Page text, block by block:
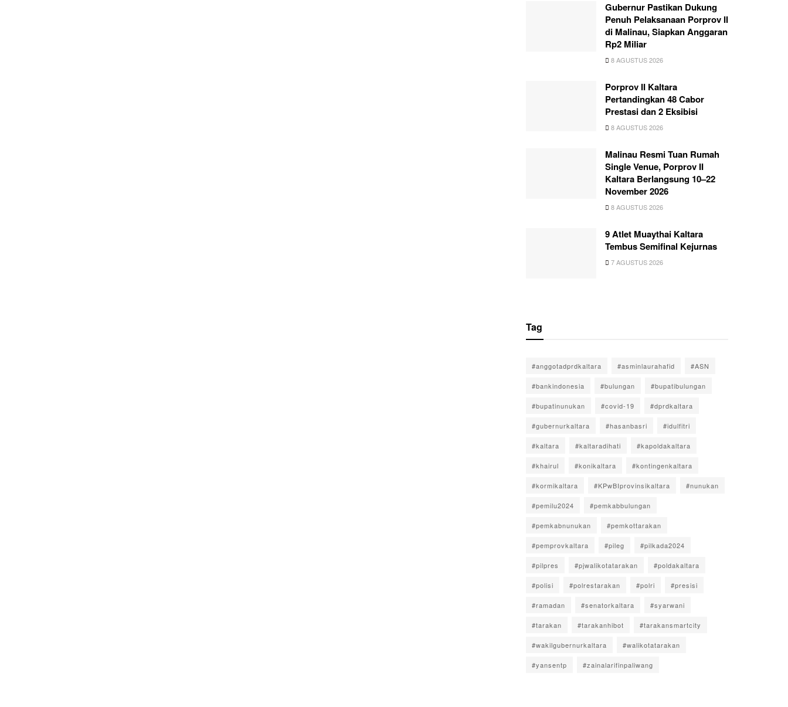
Gubernur Pastikan Dukung
Penuh Pelaksanaan Porprov II
di Malinau, Siapkan Anggaran
Rp2 Miliar
8 AGUSTUS 2026
Porprov II Kaltara
Pertandingkan 48 Cabor
Prestasi dan 2 Eksibisi
8 AGUSTUS 2026
Malinau Resmi Tuan Rumah
Single Venue, Porprov II
Kaltara Berlangsung 10–22
November 2026
8 AGUSTUS 2026
9 Atlet Muaythai Kaltara
Tembus Semifinal Kejurnas
7 AGUSTUS 2026
Tag
#anggotadprdkaltara #asminlaurahafid #ASN
#bankindonesia #bulungan #bupatibulungan
#bupatinunukan #covid-19 #dprdkaltara
#gubernurkaltara #hasanbasri #idulfitri
#kaltara #kaltaradihati #kapoldakaltara
#khairul #konikaltara #kontingenkaltara
#kormikaltara #KPwBIprovinsikaltara #nunukan
#pemilu2024 #pemkabbulungan
#pemkabnunukan #pemkottarakan
#pemprovkaltara #pileg #pilkada2024
#pilpres #pjwalikotatarakan #poldakaltara
#polisi #polrestarakan #polri #presisi
#ramadan #senatorkaltara #syarwani
#tarakan #tarakanhibot #tarakansmartcity
#wakilgubernurkaltara #walikotatarakan
#yansentp #zainalarifinpaliwang